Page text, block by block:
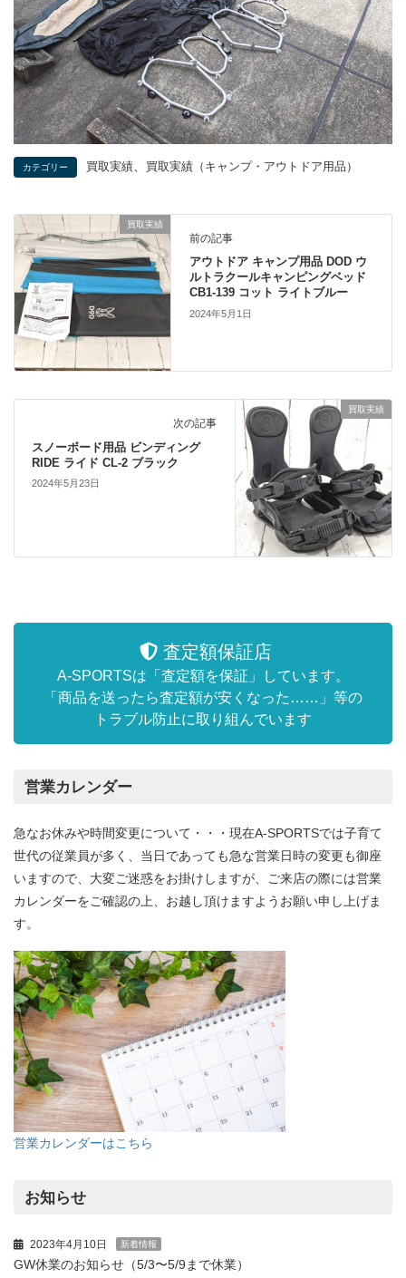
カテゴリー 買取実績 買取実績（キャンプ・アウトドア用品）
買取実績
前の記事
アウトドア キャンプ用品 DOD ウ
ルトラクールキャンピングベッド
CB1-139 コット ライトブルー
2024年5月1日
買取実績
次の記事
スノーボード用品 ビンディング
RIDE ライド CL-2 ブラック
2024年5月23日
査定額保証店
A-SPORTSは「査定額を保証」しています。
「商品を送ったら査定額が安くなった……」等の
トラブル防止に取り組んでいます
営業カレンダー
急なお休みや時間変更について・・・現在A-SPORTSでは子育て
世代の従業員が多く、当日であっても急な営業日時の変更も御座
いますので、大変ご迷惑をお掛けしますが、ご来店の際には営業
カレンダーをご確認の上、お越し頂けますようお願い申し上げま
す。
営業カレンダーはこちら
お知らせ
2023年4月10日 新着情報
GW休業のお知らせ（5/3〜5/9まで休業）